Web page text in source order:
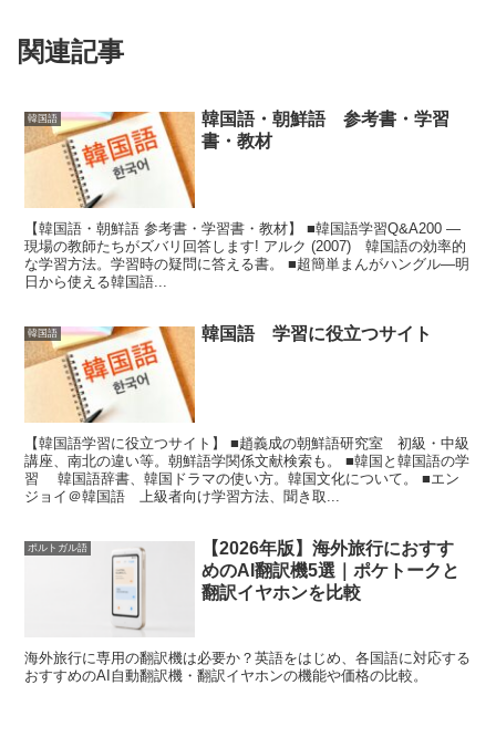
関連記事
韓国語
韓国語・朝鮮語 参考書・学習
書・教材
【韓国語・朝鮮語 参考書・学習書・教材】 ■韓国語学習Q&A200 ―
現場の教師たちがズバリ回答します! アルク (2007) 韓国語の効率的
な学習方法。学習時の疑問に答える書。 ■超簡単まんがハングル―明
日から使える韓国語...
韓国語 韓国語 学習に役立つサイト
【韓国語学習に役立つサイト】 ■趙義成の朝鮮語研究室 初級・中級
講座、南北の違い等。朝鮮語学関係文献検索も。 ■韓国と韓国語の学
習 韓国語辞書、韓国ドラマの使い方。韓国文化について。 ■エン
ジョイ＠韓国語 上級者向け学習方法、聞き取...
ポルトガル語
【2026年版】海外旅行におすす
めのAI翻訳機5選｜ポケトークと
翻訳イヤホンを比較
海外旅行に専用の翻訳機は必要か？英語をはじめ、各国語に対応する
おすすめのAI自動翻訳機・翻訳イヤホンの機能や価格の比較。